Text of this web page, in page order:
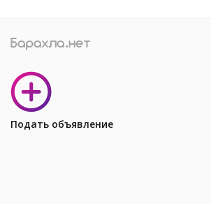
Подать объявление